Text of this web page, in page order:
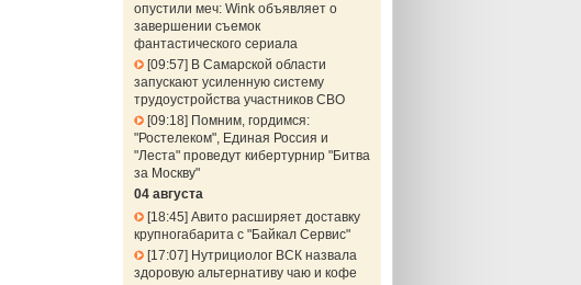
опустили меч: Wink объявляет о
завершении съемок
фантастического сериала
09:57
В Самарской области
запускают усиленную систему
трудоустройства участников СВО
09:18 Помним, гордимся:
"Ростелеком", Единая Россия и
"Леста" проведут кибертурнир "Битва
за Москву"
04 августа
18:45 Авито расширяет доставку
крупногабарита с "Байкал Сервис"
17:07
Нутрициолог ВСК назвала
здоровую альтернативу чаю и кофе